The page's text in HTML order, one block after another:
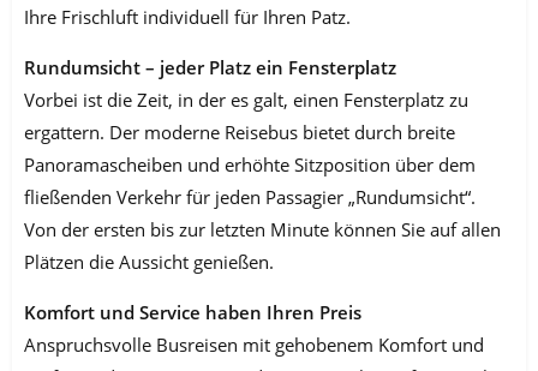
Ihre Frischluft individuell für Ihren Patz.
Rundumsicht – jeder Platz ein Fensterplatz
Vorbei ist die Zeit, in der es galt, einen Fensterplatz zu
ergattern. Der moderne Reisebus bietet durch breite
Panoramascheiben und erhöhte Sitzposition über dem
fließenden Verkehr für jeden Passagier „Rundumsicht“.
Von der ersten bis zur letzten Minute können Sie auf allen
Plätzen die Aussicht genießen.
Komfort und Service haben Ihren Preis
Anspruchsvolle Busreisen mit gehobenem Komfort und